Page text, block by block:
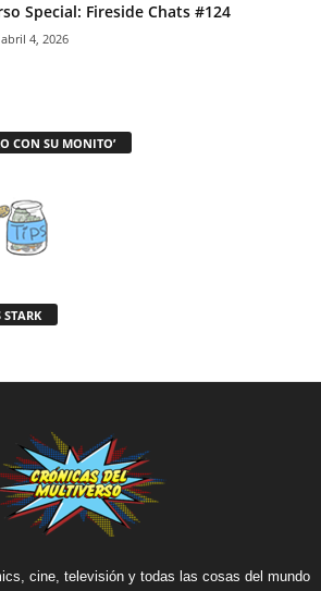
Special: Fireside Chats #124
abril 4, 2026
CON SU MONITO’
STARK
cine, televisión y todas las cosas del mundo